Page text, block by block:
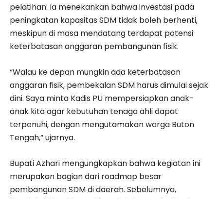
pelatihan. Ia menekankan bahwa investasi pada
peningkatan kapasitas SDM tidak boleh berhenti,
meskipun di masa mendatang terdapat potensi
keterbatasan anggaran pembangunan fisik.
“Walau ke depan mungkin ada keterbatasan
anggaran fisik, pembekalan SDM harus dimulai sejak
dini. Saya minta Kadis PU mempersiapkan anak-
anak kita agar kebutuhan tenaga ahli dapat
terpenuhi, dengan mengutamakan warga Buton
Tengah,” ujarnya.
Bupati Azhari mengungkapkan bahwa kegiatan ini
merupakan bagian dari roadmap besar
pembangunan SDM di daerah. Sebelumnya,